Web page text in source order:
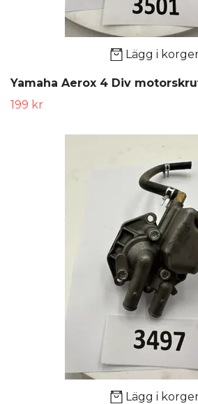
Lägg i
Yamaha Aerox 4 Div
199 kr
Lägg i